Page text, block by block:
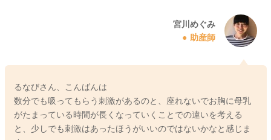
宮川めぐみ
助産師
るなびさん、こんばんは
数分でも吸ってもらう刺激があるのと、座れないでお胸に母乳
がたまっている時間が長くなっていくことでの違いを考える
と、少しでも刺激はあったほうがいいのではないかなと感じま